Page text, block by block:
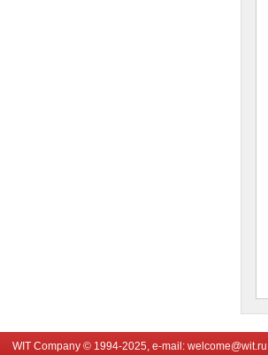
WIT Company © 1994-2025, e-mail: welcome@wit.ru